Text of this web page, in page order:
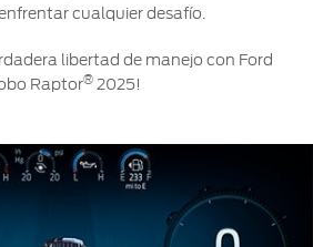
cualquier desafío.
libertad de manejo con Ford
Raptor® 2025!